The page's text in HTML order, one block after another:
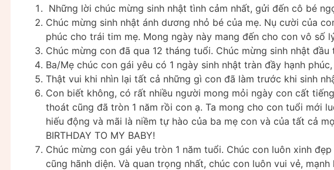
Những lời chúc mừng sinh nhật tình cảm nhất, gửi đến cô bé
Chúc mừng sinh nhật ánh dương nhỏ bé của mẹ. Nụ cười của
phúc cho trái tim mẹ. Mong ngày này mang đến cho con vô số
Chúc mừng con đã qua 12 tháng tuổi. Chúc mừng sinh nhật đầu
Ba/Mẹ chúc con gái yêu có 1 ngày sinh nhật tràn đầy hạnh
Thật vui khi nhìn lại tất cả những gì con đã làm trước khi sinh
Con biết không, có rất nhiều người mong mỏi ngày con cất
thoát cũng đã tròn 1 năm rồi con ạ. Ta mong cho con tuổi mới
hiếu động và mãi là niềm tự hào của ba mẹ con và của tất cả
BIRTHDAY TO MY BABY!
Chúc mừng con gái yêu tròn 1 năm tuổi. Chúc con luôn xinh
cũng hãnh diện. Và quan trọng nhất, chúc con luôn vui vẻ, mạnh